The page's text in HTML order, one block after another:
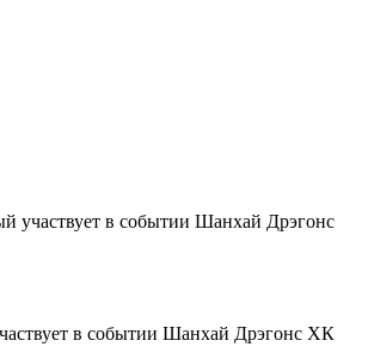
Шанхай Дрэгонс
Шанхай Дрэгонс ХК